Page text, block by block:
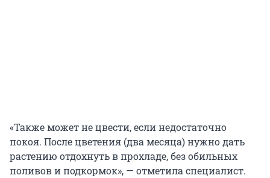
«Также может не цвести, если недостаточно
покоя. После цветения (два месяца) нужно дать
растению отдохнуть в прохладе, без обильных
поливов и подкормок», — отметила специалист.